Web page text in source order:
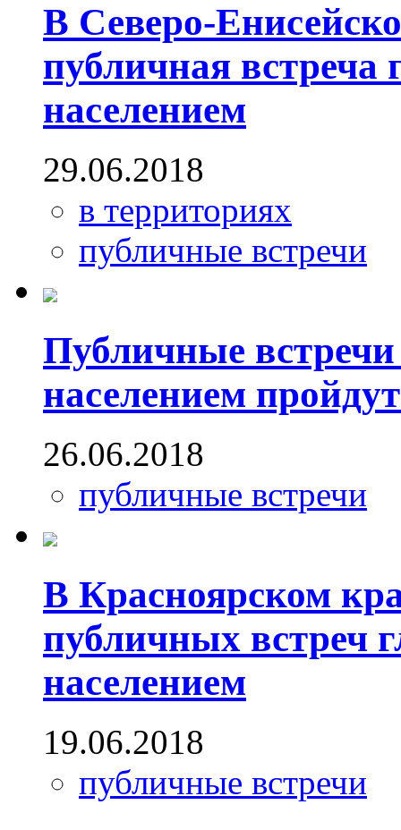
В Северо-
публичная встреча
населением
29.06.2018
в территориях
публичные встречи
Публичные
населением
26.06.2018
публичные встречи
В Красноярском
публичных встреч
населением
19.06.2018
публичные встречи